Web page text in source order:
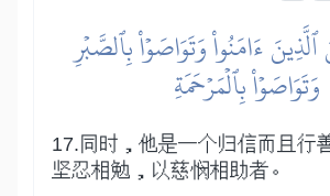
ءَامَنُواْ وَتَوَاصَوۡاْ بِٱلصَّبۡرِ
وَتَوَاصَوۡاْ بِٱلۡمَرۡحَمَةِ
17.同时，他是一个归信而且行
坚忍相勉，以慈悯相助者。